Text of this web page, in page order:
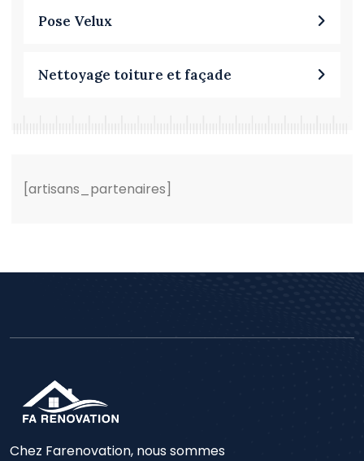
Pose Velux
Nettoyage toiture et façade
[artisans_partenaires]
Chez Farenovation, nous sommes